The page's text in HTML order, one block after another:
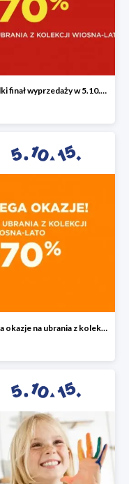
Wielki finał wyprzedaży w 5.10.15 do -70%
Mega okazje na ubrania z kolekcji wiosna-lato do -70%